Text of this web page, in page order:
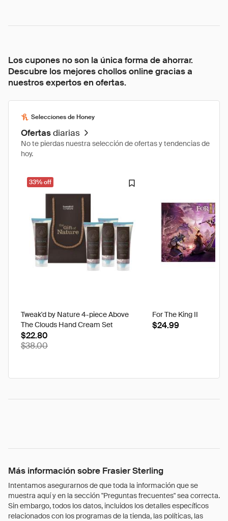
Los cupones no son la única forma de ahorrar.
Descubre los mejores chollos online gracias a
nuestros expertos en ofertas.
Selecciones de Honey
Ofertasdiarias
No te pierdas nuestra selección de ofertas y tendencias de
hoy.
33% off
Tweak'd by Nature 4-piece Above
The Clouds Hand Cream Set
$22.80
$38.00
For The King II
$24.99
Más información sobre Frasier Sterling
Intentamos asegurarnos de que toda la información que se
muestra aquí y en la sección "Preguntas frecuentes" sea correcta.
Sin embargo, todos los datos, incluidos los detalles específicos
relacionados con los programas de la tienda, las políticas, las